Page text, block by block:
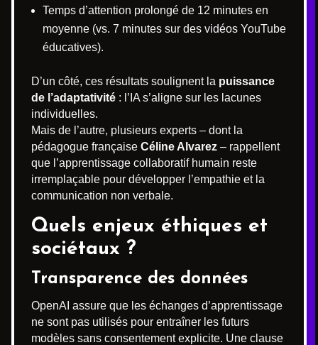
Temps d’attention prolongé de 12 minutes en
moyenne (vs. 7 minutes sur des vidéos YouTube
éducatives).
D’un côté, ces résultats soulignent la puissance
de l’adaptativité : l’IA s’aligne sur les lacunes
individuelles.
Mais de l’autre, plusieurs experts – dont la
pédagogue française Céline Alvarez – rappellent
que l’apprentissage collaboratif humain reste
irremplaçable pour développer l’empathie et la
communication non verbale.
Quels enjeux éthiques et
sociétaux ?
Transparence des données
OpenAI assure que les échanges d’apprentissage
ne sont pas utilisés pour entraîner les futurs
modèles sans consentement explicite. Une clause